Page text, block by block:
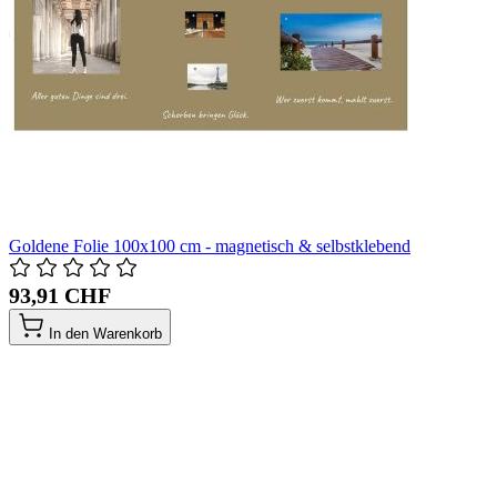
Goldene Folie 100x100 cm - magnetisch & selbstklebend
93,91 CHF
In den Warenkorb